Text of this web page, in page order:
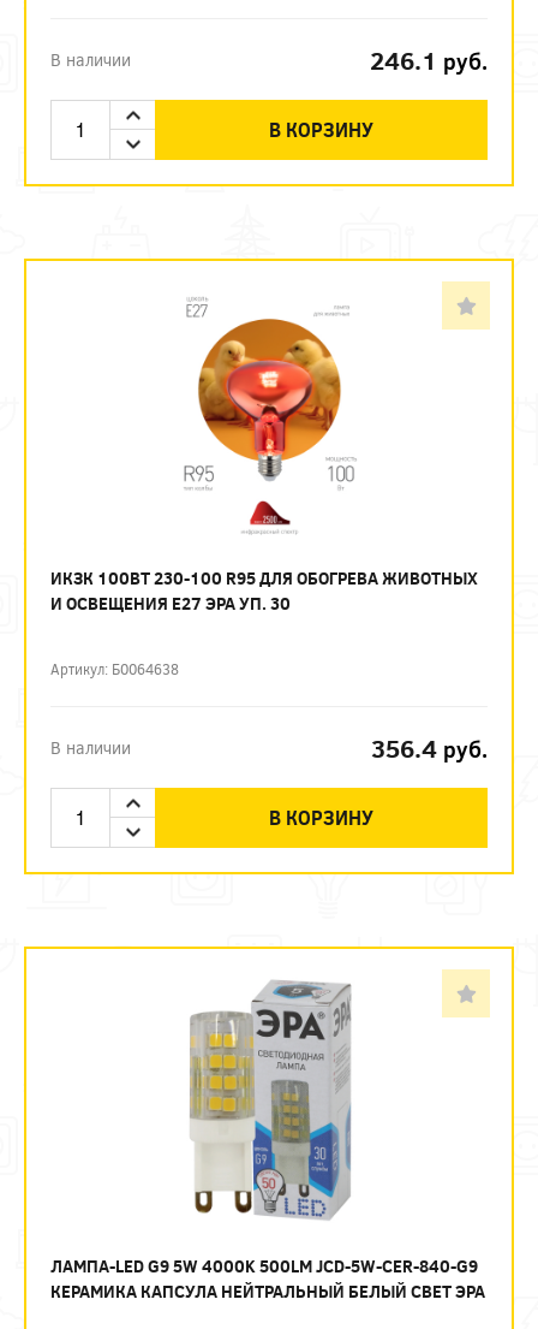
В наличии 246.1 руб.
В КОРЗИНУ
ИКЗК 100ВТ 230-100 R95 ДЛЯ ОБОГРЕВА ЖИВОТНЫХ
И ОСВЕЩЕНИЯ Е27 ЭРА УП. 30
Артикул: Б0064638
В наличии 356.4 руб.
В КОРЗИНУ
ЛАМПА-LED G9 5W 4000K 500LM JCD-5W-CER-840-G9
КЕРАМИКА КАПСУЛА НЕЙТРАЛЬНЫЙ БЕЛЫЙ СВЕТ ЭРА